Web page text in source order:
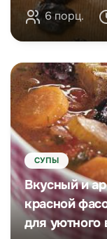
6 порц.
СУПЫ
Вкусный и
красной
для уютного